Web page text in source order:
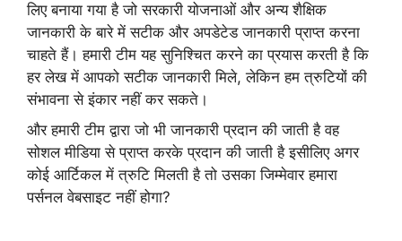
लिए बनाया गया है जो सरकारी योजनाओं और अन्य शैक्षिक
जानकारी के बारे में सटीक और अपडेटेड जानकारी प्राप्त करना
चाहते हैं। हमारी टीम यह सुनिश्चित करने का प्रयास करती है कि
हर लेख में आपको सटीक जानकारी मिले, लेकिन हम त्रुटियों की
संभावना से इंकार नहीं कर सकते।
और हमारी टीम द्वारा जो भी जानकारी प्रदान की जाती है वह
सोशल मीडिया से प्राप्त करके प्रदान की जाती है इसीलिए अगर
कोई आर्टिकल में त्रुटि मिलती है तो उसका जिम्मेवार हमारा
पर्सनल वेबसाइट नहीं होगा?